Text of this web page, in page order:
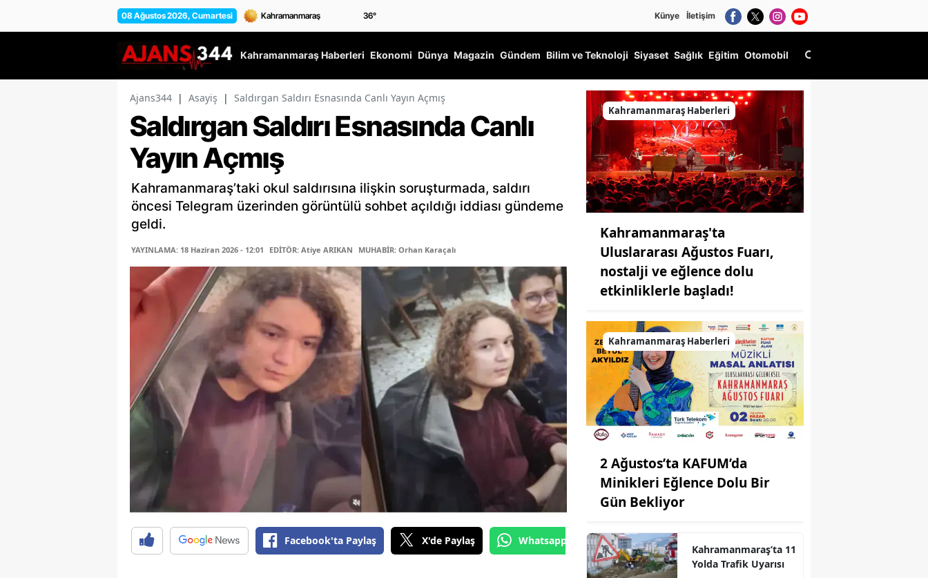
08 Ağustos 2026, Cumartesi 36° Künye İletişim
Kahramanmaraş Haberleri Ekonomi Dünya Magazin Gündem Bilim ve Teknoloji Siyaset Sağlık Eğitim Otomobil
Ajans344 | Asayiş | Saldırgan Saldırı Esnasında Canlı Yayın Açmış
Saldırgan Saldırı Esnasında Canlı
Yayın Açmış
Kahramanmaraş’taki okul saldırısına ilişkin soruşturmada, saldırı
öncesi Telegram üzerinden görüntülü sohbet açıldığı iddiası gündeme
geldi.
YAYINLAMA: 18 Haziran 2026 - 12:01 EDİTÖR: Atiye ARIKAN MUHABİR: Orhan Karaçalı
Facebook'ta Paylaş X'de Paylaş Whatsapp'tan Gönder
Kahramanmaraş Haberleri
Kahramanmaraş'ta
Uluslararası Ağustos Fuarı,
nostalji ve eğlence dolu
etkinliklerle başladı!
Kahramanmaraş Haberleri
2 Ağustos’ta KAFUM’da
Minikleri Eğlence Dolu Bir
Gün Bekliyor
Kahramanmaraş’ta 11
Yolda Trafik Uyarısı